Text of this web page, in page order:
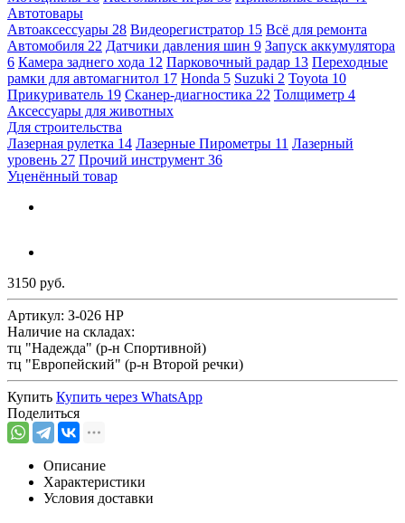
Автотовары
Автоаксессуары 28 Видеорегистратор 15 Всё для ремонта
Автомобиля 22 Датчики давления шин 9 Запуск аккумулятора
6 Камера заднего хода 12 Парковочный радар 13 Переходные
рамки для автомагнитол 17 Honda 5 Suzuki 2 Toyota 10
Прикуриватель 19 Сканер-диагностика 22 Толщиметр 4
Аксессуары для животных
Для строительства
Лазерная рулетка 14 Лазерные Пирометры 11 Лазерный
уровень 27 Прочий инструмент 36
Уценённый товар
3150 руб.
Артикул: З-026 HP
Наличие на складах:
тц "Надежда" (р-н Спортивной)
тц "Европейский" (р-н Второй речки)
Купить Купить через WhatsApp
Поделиться
Описание
Характеристики
Условия доставки